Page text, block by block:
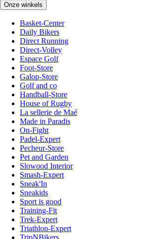
Onze winkels
Basket-Center
Daily Bikers
Direct Running
Direct-Volley
Espace Golf
Foot-Store
Galop-Store
Golf and co
Handball-Store
House of Rugby
La sellerie de Maé
Made in Paradis
On-Fight
Padel-Expert
Pecheur-Store
Pet and Garden
Slowood Interior
Smash-Expert
Sneak'In
Sneakids
Sport is good
Training-Fit
Trek-Expert
Triathlon-Expert